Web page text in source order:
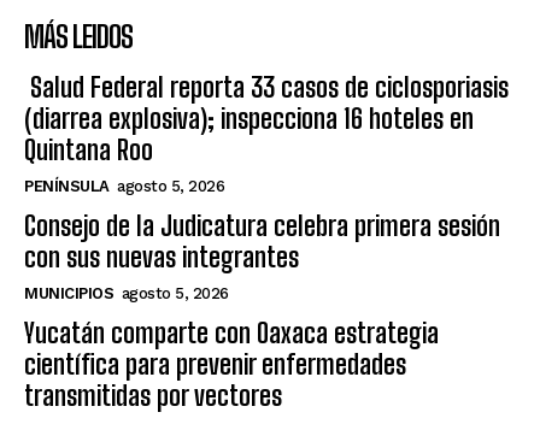
MÁS LEIDOS
Salud Federal reporta 33 casos de ciclosporiasis
(diarrea explosiva); inspecciona 16 hoteles en
Quintana Roo
PENÍNSULA agosto 5, 2026
Consejo de la Judicatura celebra primera sesión
con sus nuevas integrantes
MUNICIPIOS agosto 5, 2026
Yucatán comparte con Oaxaca estrategia
científica para prevenir enfermedades
transmitidas por vectores